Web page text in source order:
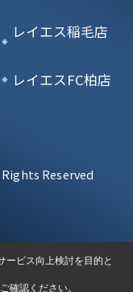
レイエス稲毛店
レイエスFC柏店
Reserved
ービス向上検討を目的と
確認ください。